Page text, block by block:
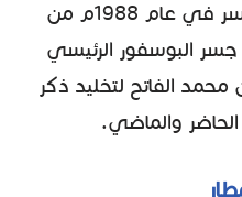
الثاني” وقد افتتح هذا الجسر في عام 1988م من
البوسفور الرئيسي
الفاتح لتخليد ذكر
الحاضر والماضي.